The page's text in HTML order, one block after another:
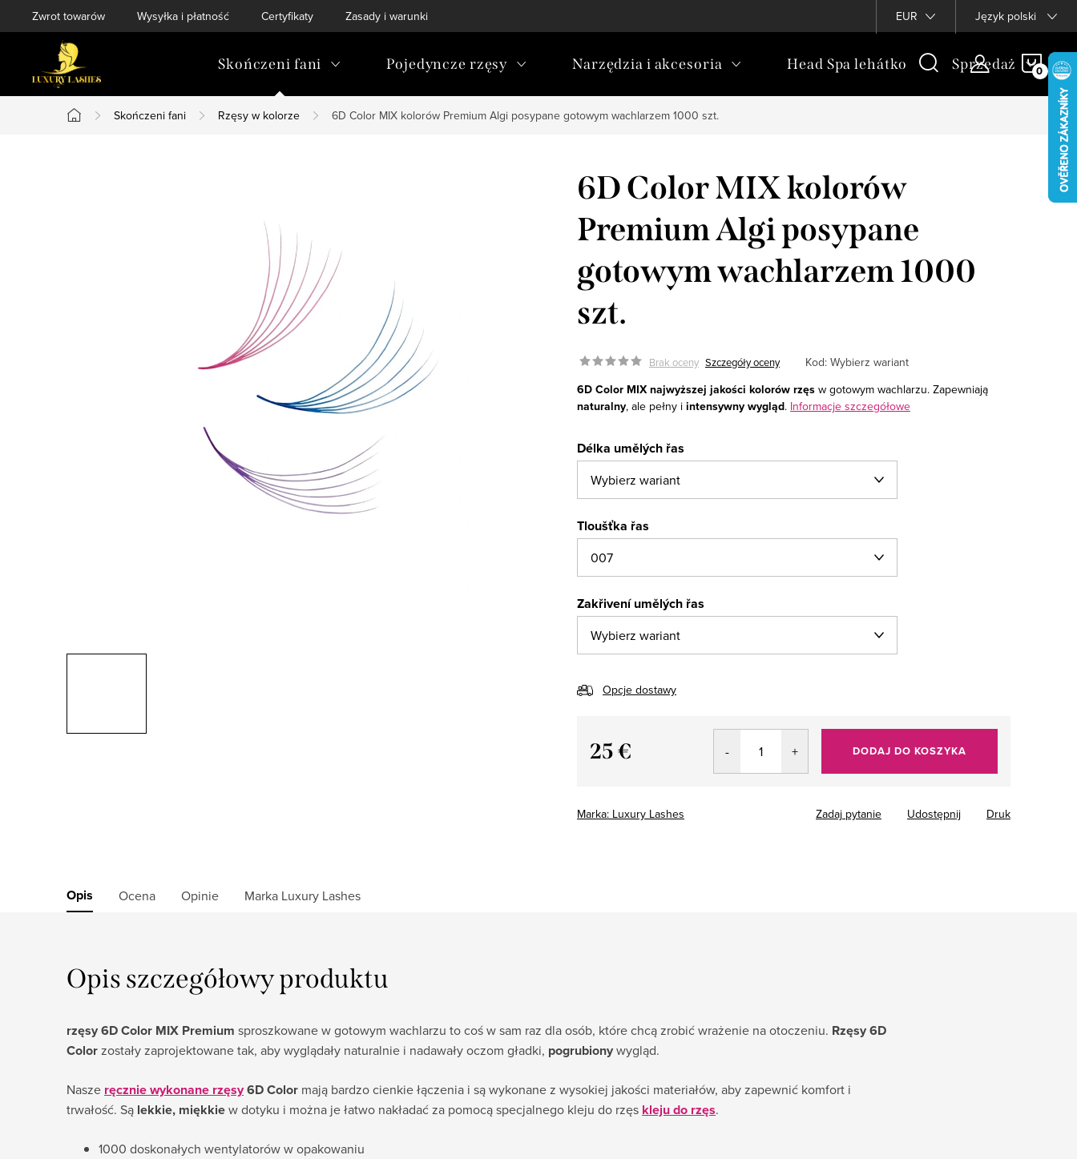
Przejść
do
Zwrot towarów Wysyłka i płatność Certyfikaty Zasady i warunki EUR Język polski
Skończeni fani Pojedyncze rzęsy Narzędzia i akcesoria Head Spa lehátko Sprzedaż
Home
Skończeni fani Rzęsy w kolorze 6D Color MIX kolorów Premium Algi posypane gotowym wachlarzem 1000 szt.
6D Color MIX kolorów
Premium Algi posypane
gotowym wachlarzem 1000
szt.
Brak oceny Szczegóły oceny Kod: Wybierz wariant
6D Color MIX najwyższej jakości kolorów rzęs w gotowym wachlarzu. Zapewniają
naturalny, ale pełny i intensywny wygląd. Informacje szczegółowe
Délka umělých řas
Tloušťka řas
Zakřivení umělých řas
Opcje dostawy
25 € DODAJ DO KOSZYKA
Marka: Luxury Lashes Druk
Zadaj pytanie Udostępnij
Opis Ocena Opinie Marka Luxury Lashes
Opis szczegółowy produktu
rzęsy 6D Color MIX Premium sproszkowane w gotowym wachlarzu to coś w sam raz dla osób, które chcą zrobić wrażenie na otoczeniu. Rzęsy 6D
Colorzostały zaprojektowane tak, aby wyglądały naturalnie i nadawały oczom gładki, pogrubionywygląd.
Nasze ręcznie wykonane rzęsy6D Color mają bardzo cienkie łączenia i są wykonane z wysokiej jakości materiałów, aby zapewnić komfort i
trwałość. Są lekkie, miękkiew dotyku i można je łatwo nakładać za pomocą specjalnego kleju do rzęs kleju do rzęs.
1000 doskonałych wentylatorów w opakowaniu